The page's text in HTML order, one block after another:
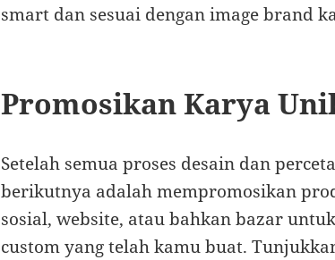
smart dan sesuai dengan image brand
Promosikan Karya
Setelah semua proses desain dan
berikutnya adalah mempromosikan
sosial, website, atau bahkan bazar
custom yang telah kamu buat.